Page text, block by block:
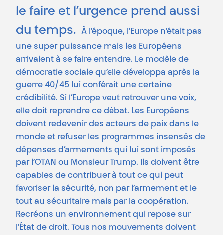
le faire et l’urgence prend aussi
du temps.
À l’époque, l’Europe n’était pas
une super puissance mais les Européens
arrivaient à se faire entendre. Le modèle de
démocratie sociale qu’elle développa après la
guerre 40/45 lui conférait une certaine
crédibilité. Si l’Europe veut retrouver une voix,
elle doit reprendre ce débat. Les Européens
doivent redevenir des acteurs de paix dans le
monde et refuser les programmes insensés de
dépenses d’armements qui lui sont imposés
par l’OTAN ou Monsieur Trump. Ils doivent être
capables de contribuer à tout ce qui peut
favoriser la sécurité, non par l’armement et le
tout au sécuritaire mais par la coopération.
Recréons un environnement qui repose sur
l’État de droit. Tous nos mouvements doivent